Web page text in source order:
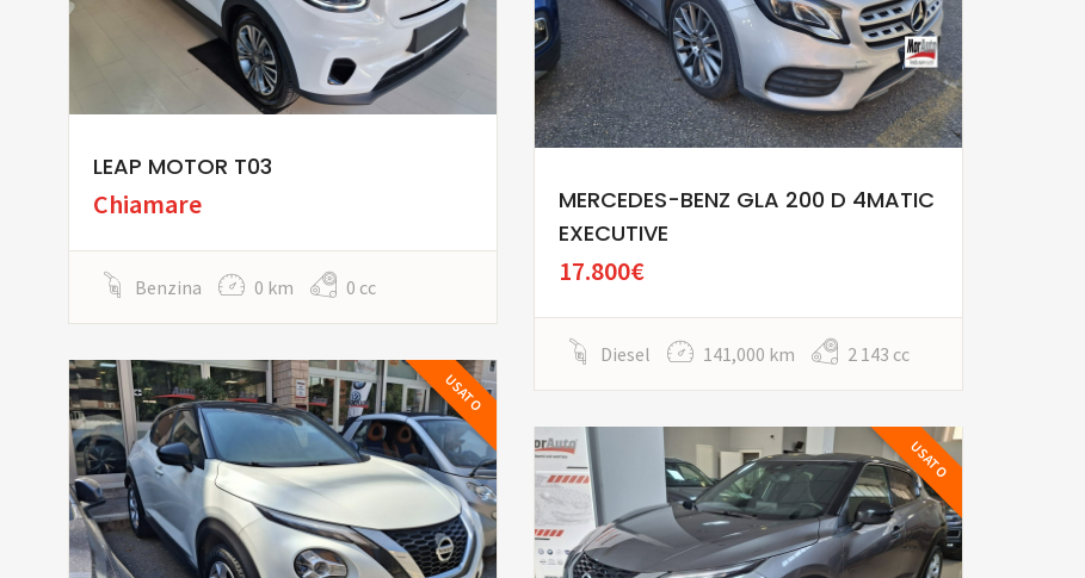
LEAP MOTOR T03
Chiamare
Benzina 0 km 0 cc
MERCEDES-BENZ GLA 200 D 4MATIC
EXECUTIVE
17.800€
Diesel 141,000 km 2 143 cc
USATO
USATO